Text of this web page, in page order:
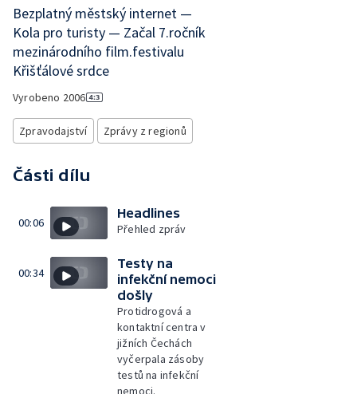
Bezplatný městský internet —
Kola pro turisty — Začal 7.ročník
mezinárodního film.festivalu
Křišťálové srdce
Vyrobeno 2006
Zpravodajství Zprávy z regionů
Části dílu
00:06
Headlines
Přehled zpráv
00:34
Testy na
infekční nemoci
došly
Protidrogová a
kontaktní centra v
jižních Čechách
vyčerpala zásoby
testů na infekční
nemoci.